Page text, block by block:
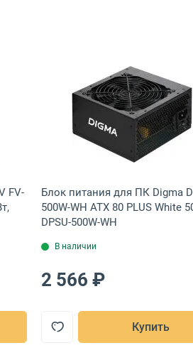
80 PLUS White 400 Вт, HST-400WN-BK
Блок питания для ПК Formula V FV-
FV-
Открыть
Блок питания для ПК Digma
500W-WH ATX 80 PLUS White
DPSU-500W-WH
В наличии
2 566 ₽
Купить